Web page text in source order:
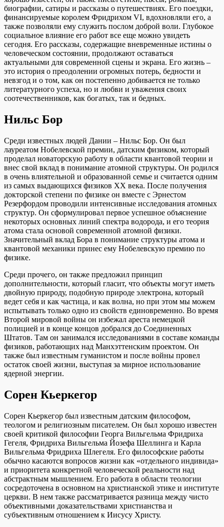
биографии, сатиры и рассказы о путешествиях. Его поездки,
финансируемые королем Фридрихом VI, вдохновляли его, а
также позволяли ему служить послом доброй воли. Глубокое
социальное влияние его работ все еще можно увидеть
сегодня. Его рассказы, содержащие вневременные истины о
человеческом состоянии, продолжают оставаться
актуальными для современной сцены и экрана. Его жизнь –
это история о преодолении огромных потерь, бедности и
невзгод и о том, как он постепенно добивается не только
литературного успеха, но и любви и уважения своих
соотечественников, как богатых, так и бедных.
Нильс Бор
Среди известных людей Дании – Нильс Бор. Он был
лауреатом Нобелевской премии, датским физиком, который
проделал новаторскую работу в области квантовой теории и
внес свой вклад в понимание атомной структуры. Он родился
в очень влиятельной и образованной семье и считается одним
из самых выдающихся физиков XX века. После получения
докторской степени по физике он вместе с Эрнестом
Резерфордом проводили интенсивные исследования атомных
структур. Он сформулировал первое успешное объяснение
некоторых основных линий спектра водорода, и его теория
атома стала основой современной атомной физики.
Значительный вклад Бора в понимание структуры атома и
квантовой механики принес ему Нобелевскую премию по
физике.
Среди прочего, он также предложил принцип
дополнительности, который гласит, что объекты могут иметь
двойную природу, подобную природе электрона, который
ведет себя и как частица, и как волна, но при этом мы можем
испытывать только одно из свойств единовременно. Во время
Второй мировой войны он избежал ареста немецкой
полицией и в конце концов добрался до Соединенных
Штатов. Там он занимался исследованиями в составе команды
физиков, работающих над Манхэттенским проектом. Он
также был известным гуманистом и после войны провел
остаток своей жизни, выступая за мирное использование
ядерной энергии.
Сорен Кьеркегор
Сорен Кьеркегор был известным датским философом,
теологом и религиозным писателем. Он был хорошо известен
своей критикой философии Георга Вильгельма Фридриха
Гегеля, Фридриха Вильгельма Йозефа Шеллинга и Карла
Вильгельма Фридриха Шлегеля. Его философские работы
обычно касаются вопросов жизни как «отдельного индивида»
и приоритета конкретной человеческой реальности над
абстрактным мышлением. Его работа в области теологии
сосредоточена в основном на христианской этике и институте
церкви. В нем также рассматривается разница между чисто
объективными доказательствами христианства и
субъективным отношением к Иисусу Христу.